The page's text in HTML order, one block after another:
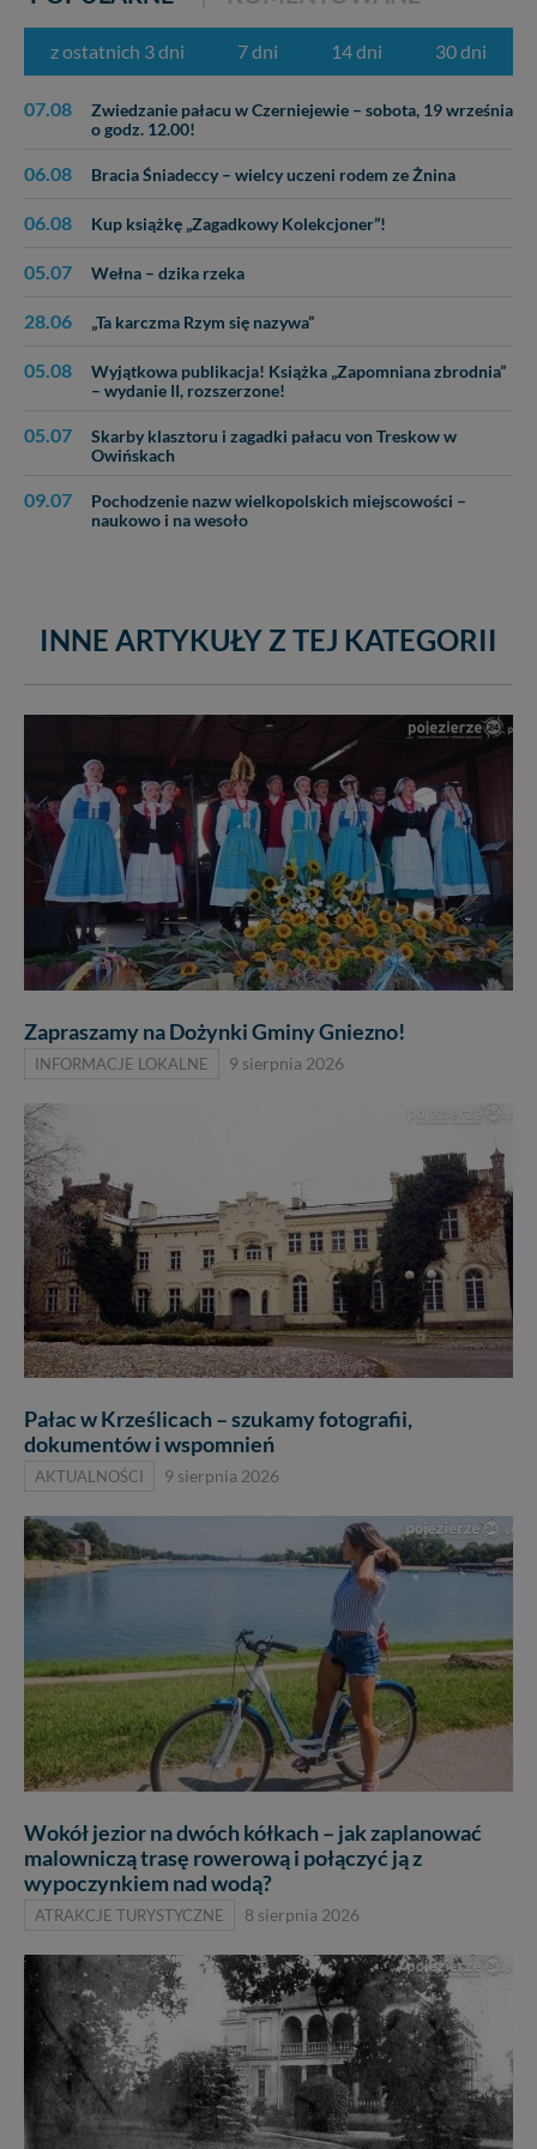
z ostatnich 3 dni 7 dni 14 dni 30 dni
07.08
Zwiedzanie pałacu w Czerniejewie – sobota, 19 września
o godz. 12.00!
06.08 Bracia Śniadeccy – wielcy uczeni rodem ze Żnina
06.08 Kup książkę „Zagadkowy Kolekcjoner”!
05.07 Wełna – dzika rzeka
28.06 „Ta karczma Rzym się nazywa”
05.08
Wyjątkowa publikacja! Książka „Zapomniana zbrodnia”
– wydanie II, rozszerzone!
05.07
Skarby klasztoru i zagadki pałacu von Treskow w
Owińskach
09.07
Pochodzenie nazw wielkopolskich miejscowości –
naukowo i na wesoło
INNE ARTYKUŁY Z TEJ KATEGORII
Zapraszamy na Dożynki Gminy Gniezno!
INFORMACJE LOKALNE 9 sierpnia 2026
Pałac w Krześlicach – szukamy fotografii,
dokumentów i wspomnień
AKTUALNOŚCI 9 sierpnia 2026
Wokół jezior na dwóch kółkach – jak zaplanować
malowniczą trasę rowerową i połączyć ją z
wypoczynkiem nad wodą?
ATRAKCJE TURYSTYCZNE 8 sierpnia 2026
Dziękujemy.
Pojezierze Gnieźnieńskie - odkrywaj i wypoczywaj...
Pojezierze Gnieźnieńskie - na weekend, wycieczkę,
wakacje...